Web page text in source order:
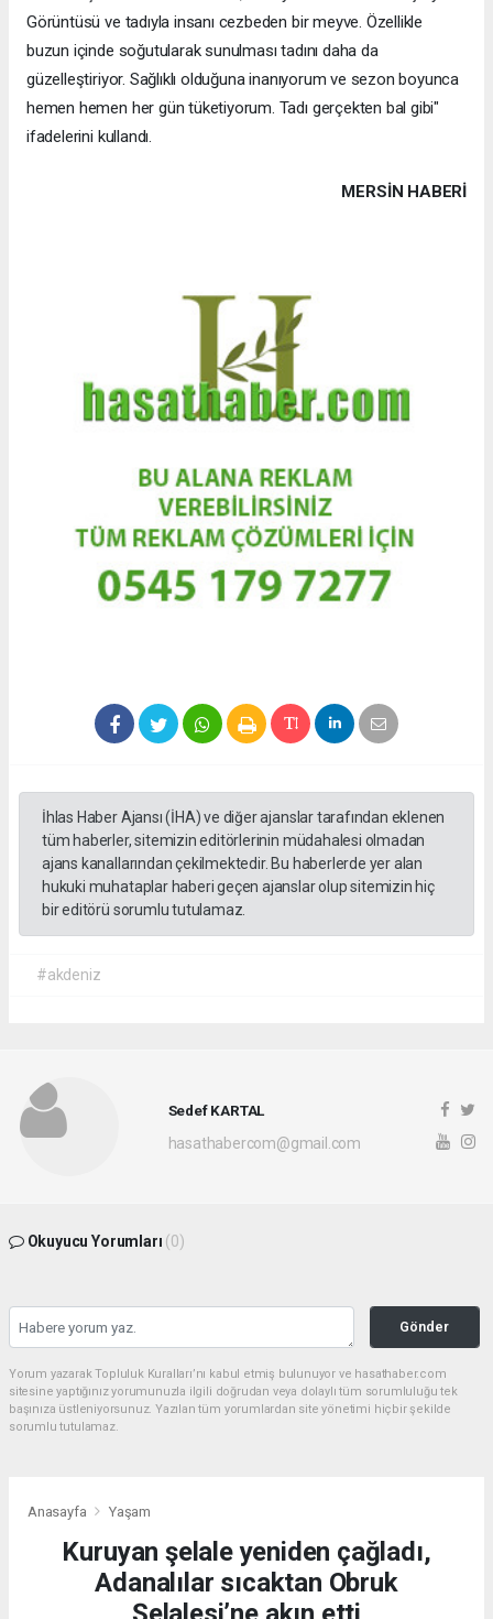
Görüntüsü ve tadıyla insanı cezbeden bir meyve. Özellikle
buzun içinde soğutularak sunulması tadını daha da
güzelleştiriyor. Sağlıklı olduğuna inanıyorum ve sezon boyunca
hemen hemen her gün tüketiyorum. Tadı gerçekten bal gibi"
ifadelerini kullandı.
MERSIN HABERİ
İhlas Haber Ajansı (İHA) ve diğer ajanslar tarafından eklenen
tüm haberler, sitemizin editörlerinin müdahalesi olmadan
ajans kanallarından çekilmektedir. Bu haberlerde yer alan
hukuki muhataplar haberi geçen ajanslar olup sitemizin hiç
bir editörü sorumlu tutulamaz.
#akdeniz
Sedef KARTAL
hasathabercom@gmail.com
Okuyucu Yorumları (0)
Gönder
Yorum yazarak Topluluk Kuralları’nı kabul etmiş bulunuyor ve hasathaber.com
sitesine yaptığınız yorumunuzla ilgili doğrudan veya dolaylı tüm sorumluluğu tek
başınıza üstleniyorsunuz. Yazılan tüm yorumlardan site yönetimi hiçbir şekilde
sorumlu tutulamaz.
Anasayfa Yaşam
Kuruyan şelale yeniden çağladı,
Adanalılar sıcaktan Obruk